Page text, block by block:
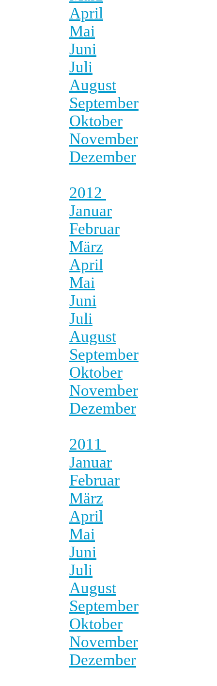
April
Mai
Juni
Juli
August
September
Oktober
November
Dezember
2012
Januar
Februar
März
April
Mai
Juni
Juli
August
September
Oktober
November
Dezember
2011
Januar
Februar
März
April
Mai
Juni
Juli
August
September
Oktober
November
Dezember